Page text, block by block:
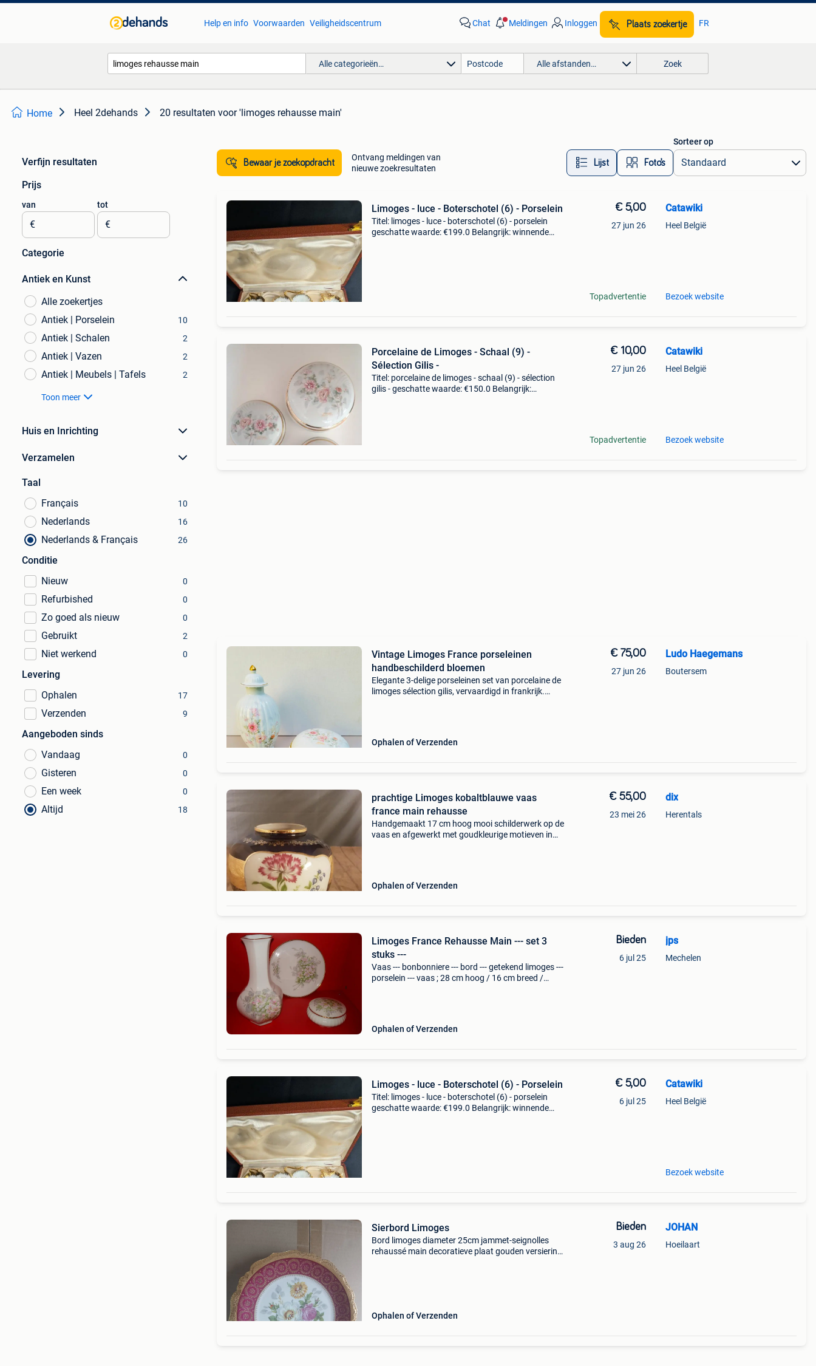
Help en info Voorwaarden Veiligheidscentrum Chat Meldingen Inloggen Plaats zoekertje FR
Alle categorieën… Alle afstanden… Zoek
Home Heel 2dehands 20 resultaten voor 'limoges rehausse main'
Verfijn resultaten
Prijs
van
€
tot
€
Categorie
Antiek en Kunst
Alle zoekertjes
Antiek | Porselein
10
Antiek | Schalen 2
Antiek | Vazen 2
Antiek | Meubels | Tafels 2
Toon meer
Huis en Inrichting
Verzamelen
Taal
Français
10
Nederlands 16
Nederlands & Français 26
Conditie
Nieuw
0
Refurbished 0
Zo goed als nieuw 0
Gebruikt 2
Niet werkend 0
Levering
Ophalen
17
Verzenden 9
Aangeboden sinds
Vandaag
0
Gisteren 0
Een week 0
Altijd 18
Bewaar je zoekopdracht
Ontvang meldingen van
nieuwe zoekresultaten
Lijst Foto’s
Sorteer op
Limoges - luce - Boterschotel (6) - Porselein
Titel: limoges - luce - boterschotel (6) - porselein
geschatte waarde: €199.0 Belangrijk: winnende
€ 5,00
27 jun 26
Topadvertentie
Catawiki
Heel België
Bezoek website
Porcelaine de Limoges - Schaal (9) -
Sélection Gilis -
Titel: porcelaine de limoges - schaal (9) - sélection
gilis - geschatte waarde: €150.0 Belangrijk:
€ 10,00
27 jun 26
Topadvertentie
Catawiki
Heel België
Bezoek website
Vintage Limoges France porseleinen
handbeschilderd bloemen
Elegante 3-delige porseleinen set van porcelaine de
limoges sélection gilis, vervaardigd in frankrijk.
Ophalen of Verzenden
€ 75,00
27 jun 26
Ludo Haegemans
Boutersem
prachtige Limoges kobaltblauwe vaas
france main rehausse
Handgemaakt 17 cm hoog mooi schilderwerk op de
vaas en afgewerkt met goudkleurige motieven in
Ophalen of Verzenden
€ 55,00
23 mei 26
dix
Herentals
Limoges France Rehausse Main --- set 3
stuks ---
Vaas --- bonbonniere --- bord --- getekend limoges ---
porselein --- vaas ; 28 cm hoog / 16 cm breed /
Ophalen of Verzenden
Bieden
6 jul 25
jps
Mechelen
Limoges - luce - Boterschotel (6) - Porselein
Titel: limoges - luce - boterschotel (6) - porselein
geschatte waarde: €199.0 Belangrijk: winnende
€ 5,00
6 jul 25
Catawiki
Heel België
Bezoek website
Sierbord Limoges
Bord limoges diameter 25cm jammet-seignolles
rehaussé main decoratieve plaat gouden versiering
Ophalen of Verzenden
Bieden
3 aug 26
JOHAN
Hoeilaart